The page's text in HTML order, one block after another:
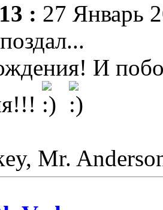
: 27 Январь
И
Mr.